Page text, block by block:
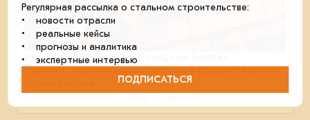
Учреждена премия «Стальная балка»
Регулярная рассылка о стальном строительстве:
• новости отрасли
• реальные кейсы
• прогнозы и аналитика
• экспертные интервью
ПОДПИСАТЬСЯ